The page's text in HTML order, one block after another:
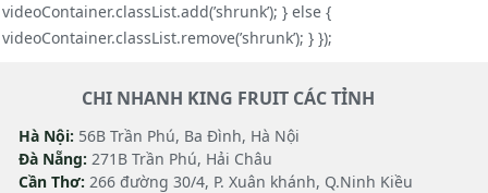
videoContainer.classList.add(’shrunk’); } else {
videoContainer.classList.remove(’shrunk’); } });
CHI NHANH KING FRUIT CÁC TỈNH
Hà Nội: 56B Trần Phú, Ba Đình, Hà Nội
Đà Nẵng: 271B Trần Phú, Hải Châu
Cần Thơ: 266 đường 30/4, P. Xuân khánh, Q.Ninh Kiều